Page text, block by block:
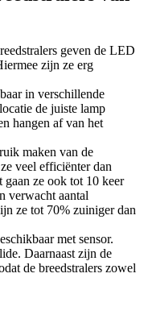
geven de LED
zijn ze erg
in verschillende
de juiste lamp
hangen af van het
maken van de
veel efficiënter dan
gaan ze ook tot 10 keer
verwacht aantal
ze tot 70% zuiniger dan
met sensor.
Daarnaast zijn de
de breedstralers zowel